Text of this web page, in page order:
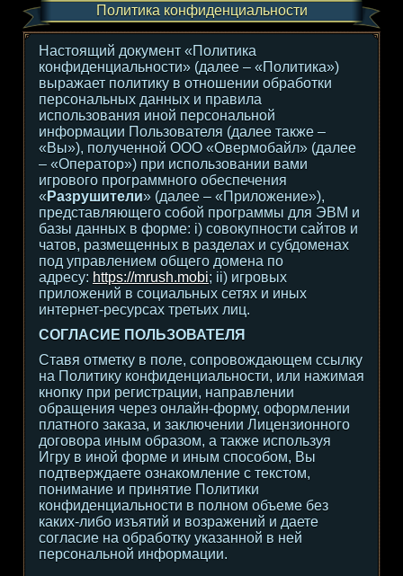
Политика конфиденциальности
Настоящий документ «Политика
конфиденциальности» (далее – «Политика»)
выражает политику в отношении обработки
персональных данных и правила
использования иной персональной
информации Пользователя (далее также –
«Вы»), полученной ООО «Овермобайл» (далее
– «Оператор») при использовании вами
игрового программного обеспечения
«Разрушители» (далее – «Приложение»),
представляющего собой программы для ЭВМ и
базы данных в форме: i) совокупности сайтов и
чатов, размещенных в разделах и субдоменах
под управлением общего домена по
адресу: https://mrush.mobi; ii) игровых
приложений в социальных сетях и иных
интернет-ресурсах третьих лиц.
СОГЛАСИЕ ПОЛЬЗОВАТЕЛЯ
Ставя отметку в поле, сопровождающем ссылку
на Политику конфиденциальности, или нажимая
кнопку при регистрации, направлении
обращения через онлайн-форму, оформлении
платного заказа, и заключении Лицензионного
договора иным образом, а также используя
Игру в иной форме и иным способом, Вы
подтверждаете ознакомление с текстом,
понимание и принятие Политики
конфиденциальности в полном объеме без
каких-либо изъятий и возражений и даете
согласие на обработку указанной в ней
персональной информации.